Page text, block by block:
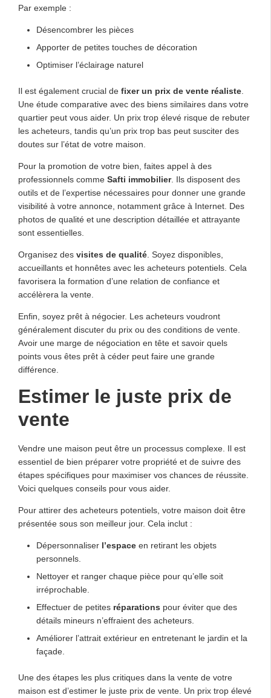
Par exemple :
Désencombrer les pièces
Apporter de petites touches de décoration
Optimiser l’éclairage naturel
Il est également crucial de fixer un prix de vente réaliste
Une étude comparative avec des biens similaires dans votre
quartier peut vous aider. Un prix trop élevé risque de rebuter
les acheteurs, tandis qu’un prix trop bas peut susciter des
doutes sur l’état de votre maison.
Pour la promotion de votre bien, faites appel à des
professionnels comme Safti immobilier. Ils disposent des
outils et de l’expertise nécessaires pour donner une grande
visibilité à votre annonce, notamment grâce à Internet. Des
photos de qualité et une description détaillée et attrayante
sont essentielles.
Organisez des visites de qualité . Soyez disponibles,
accueillants et honnêtes avec les acheteurs potentiels. Cela
favorisera la formation d’une relation de confiance et
accélèrera la vente.
Enfin, soyez prêt à négocier. Les acheteurs voudront
généralement discuter du prix ou des conditions de vente.
Avoir une marge de négociation en tête et savoir quels
points vous êtes prêt à céder peut faire une grande
différence.
Estimer le juste prix de
vente
Vendre une maison peut être un processus complexe. Il est
essentiel de bien préparer votre propriété et de suivre des
étapes spécifiques pour maximiser vos chances de réussite.
Voici quelques conseils pour vous aider.
Pour attirer des acheteurs potentiels, votre maison doit être
présentée sous son meilleur jour. Cela inclut :
Dépersonnaliser l’espace en retirant les objets
personnels.
Nettoyer et ranger chaque pièce pour qu’elle soit
irréprochable.
Effectuer de petites réparations pour éviter que des
détails mineurs n’effraient des acheteurs.
Améliorer l’attrait extérieur en entretenant le jardin et la
façade.
Une des étapes les plus critiques dans la vente de votre
maison est d’estimer le juste prix de vente. Un prix trop élevé